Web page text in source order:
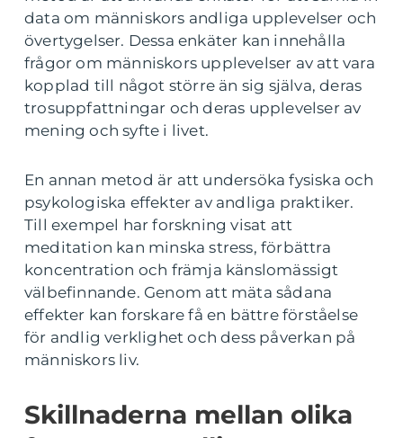
data om människors andliga upplevelser och
övertygelser. Dessa enkäter kan innehålla
frågor om människors upplevelser av att vara
kopplad till något större än sig själva, deras
trosuppfattningar och deras upplevelser av
mening och syfte i livet.
En annan metod är att undersöka fysiska och
psykologiska effekter av andliga praktiker.
Till exempel har forskning visat att
meditation kan minska stress, förbättra
koncentration och främja känslomässigt
välbefinnande. Genom att mäta sådana
effekter kan forskare få en bättre förståelse
för andlig verklighet och dess påverkan på
människors liv.
Skillnaderna mellan olika